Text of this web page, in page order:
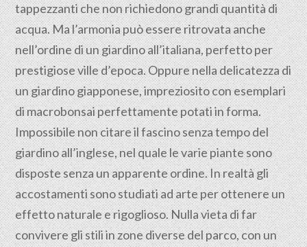
tappezzanti che non richiedono grandi quantità di
acqua. Ma l’armonia può essere ritrovata anche
nell’ordine di un giardino all’italiana, perfetto per
prestigiose ville d’epoca. Oppure nella delicatezza di
un giardino giapponese, impreziosito con esemplari
di macrobonsai perfettamente potati in forma.
Impossibile non citare il fascino senza tempo del
giardino all’inglese, nel quale le varie piante sono
disposte senza un apparente ordine. In realtà gli
accostamenti sono studiati ad arte per ottenere un
effetto naturale e rigoglioso. Nulla vieta di far
convivere gli stili in zone diverse del parco, con un